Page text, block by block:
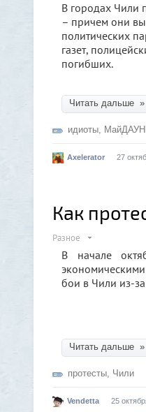
В городах Чили
– причем они
политических
газет,
погибших.
Читать дальше »
идиоты,
Axelerator 27
Как
Разное
В начале
бои в Чили из-
Читать дальше »
протесты, Чили
Vendetta 25